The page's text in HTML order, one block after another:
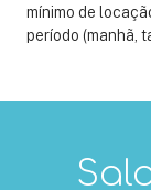
mínimo de
período (manhã,